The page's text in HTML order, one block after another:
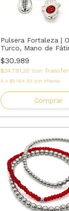
Pulsera Fortaleza |
Turco, Mano de
coral | AMALO
$30.989
$24.791,20 con
6 x $5.164,83 sin interés
Comprar